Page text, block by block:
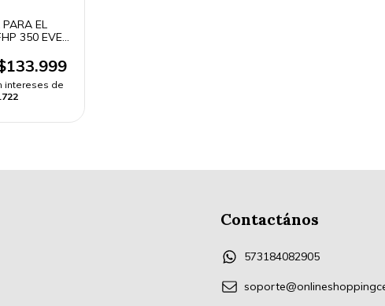
EL
350 EVE
LONG
-
intereses de
Contactános
573184082905